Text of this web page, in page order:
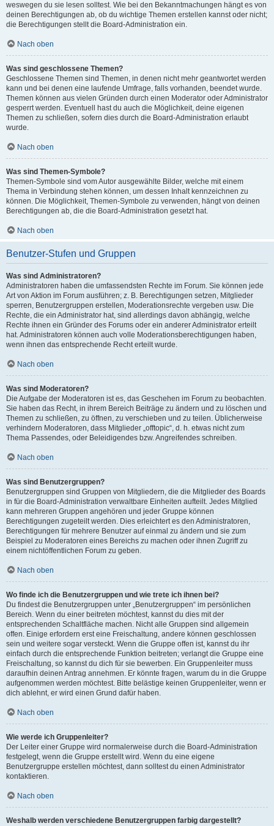
weswegen du sie lesen solltest. Wie bei den Bekanntmachungen hängt es von
deinen Berechtigungen ab, ob du wichtige Themen erstellen kannst oder nicht;
die Berechtigungen stellt die Board-Administration ein.
Nach oben
Was sind geschlossene Themen?
Geschlossene Themen sind Themen, in denen nicht mehr geantwortet werden
kann und bei denen eine laufende Umfrage, falls vorhanden, beendet wurde.
Themen können aus vielen Gründen durch einen Moderator oder Administrator
gesperrt werden. Eventuell hast du auch die Möglichkeit, deine eigenen
Themen zu schließen, sofern dies durch die Board-Administration erlaubt
wurde.
Nach oben
Was sind Themen-Symbole?
Themen-Symbole sind vom Autor ausgewählte Bilder, welche mit einem
Thema in Verbindung stehen können, um dessen Inhalt kennzeichnen zu
können. Die Möglichkeit, Themen-Symbole zu verwenden, hängt von deinen
Berechtigungen ab, die die Board-Administration gesetzt hat.
Nach oben
Benutzer-Stufen und Gruppen
Was sind Administratoren?
Administratoren haben die umfassendsten Rechte im Forum. Sie können jede
Art von Aktion im Forum ausführen; z. B. Berechtigungen setzen, Mitglieder
sperren, Benutzergruppen erstellen, Moderationsrechte vergeben usw. Die
Rechte, die ein Administrator hat, sind allerdings davon abhängig, welche
Rechte ihnen ein Gründer des Forums oder ein anderer Administrator erteilt
hat. Administratoren können auch volle Moderationsberechtigungen haben,
wenn ihnen das entsprechende Recht erteilt wurde.
Nach oben
Was sind Moderatoren?
Die Aufgabe der Moderatoren ist es, das Geschehen im Forum zu beobachten.
Sie haben das Recht, in ihrem Bereich Beiträge zu ändern und zu löschen und
Themen zu schließen, zu öffnen, zu verschieben und zu teilen. Üblicherweise
verhindern Moderatoren, dass Mitglieder „offtopic“, d. h. etwas nicht zum
Thema Passendes, oder Beleidigendes bzw. Angreifendes schreiben.
Nach oben
Was sind Benutzergruppen?
Benutzergruppen sind Gruppen von Mitgliedern, die die Mitglieder des Boards
in für die Board-Administration verwaltbare Einheiten aufteilt. Jedes Mitglied
kann mehreren Gruppen angehören und jeder Gruppe können
Berechtigungen zugeteilt werden. Dies erleichtert es den Administratoren,
Berechtigungen für mehrere Benutzer auf einmal zu ändern und sie zum
Beispiel zu Moderatoren eines Bereichs zu machen oder ihnen Zugriff zu
einem nichtöffentlichen Forum zu geben.
Nach oben
Wo finde ich die Benutzergruppen und wie trete ich ihnen bei?
Du findest die Benutzergruppen unter „Benutzergruppen“ im persönlichen
Bereich. Wenn du einer beitreten möchtest, kannst du dies mit der
entsprechenden Schaltfläche machen. Nicht alle Gruppen sind allgemein
offen. Einige erfordern erst eine Freischaltung, andere können geschlossen
sein und weitere sogar versteckt. Wenn die Gruppe offen ist, kannst du ihr
einfach durch die entsprechende Funktion beitreten; verlangt die Gruppe eine
Freischaltung, so kannst du dich für sie bewerben. Ein Gruppenleiter muss
daraufhin deinen Antrag annehmen. Er könnte fragen, warum du in die Gruppe
aufgenommen werden möchtest. Bitte belästige keinen Gruppenleiter, wenn er
dich ablehnt, er wird einen Grund dafür haben.
Nach oben
Wie werde ich Gruppenleiter?
Der Leiter einer Gruppe wird normalerweise durch die Board-Administration
festgelegt, wenn die Gruppe erstellt wird. Wenn du eine eigene
Benutzergruppe erstellen möchtest, dann solltest du einen Administrator
kontaktieren.
Nach oben
Weshalb werden verschiedene Benutzergruppen farbig dargestellt?